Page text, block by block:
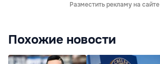
Разместить рекламу на сайте
Похожие новости